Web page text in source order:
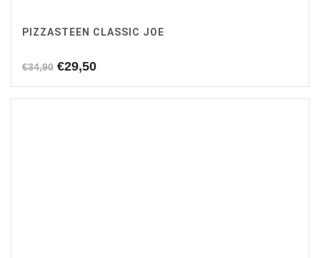
PIZZASTEEN CLASSIC JOE
€34,90 Oorspronkelijke
was:
€29,50Huidige
is: